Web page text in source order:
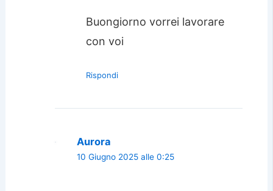
Buongiorno vorrei lavorare
con voi
Rispondi
Aurora
10 Giugno 2025 alle 0:25